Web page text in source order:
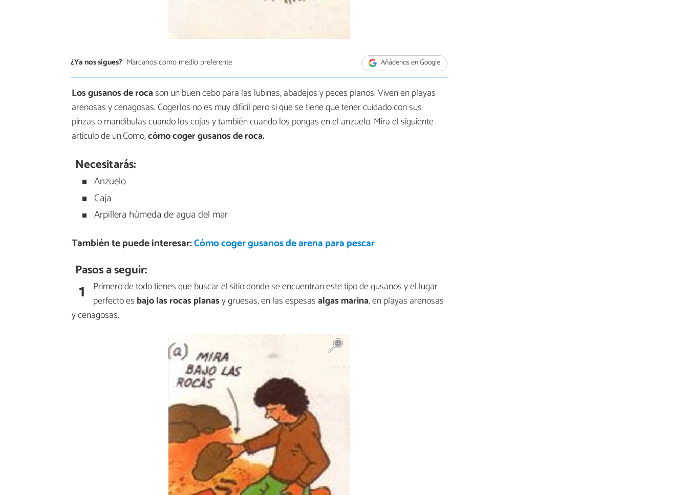
¿Ya nos sigues? Márcanos como medio preferente Añádenos en Google
Los gusanos de rocason un buen cebo para las lubinas, abadejos y peces planos. Viven en playas
arenosas y cenagosas. Cogerlos no es muy difícil pero si que se tiene que tener cuidado con sus
pinzas o mandíbulas cuando los cojas y también cuando los pongas en el anzuelo. Mira el siguiente
artículo de un.Como,cómo coger gusanos de roca.
Necesitarás:
Anzuelo
Caja
Arpillera húmeda de agua del mar
También te puede interesar:Cómo coger gusanos de arena para pescar
Pasos a seguir:
1
Primero de todo tienes que buscar el sitio donde se encuentran este tipo de gusanos y el lugar
perfecto es bajo las rocas planasy gruesas, en las espesasalgas marina, en playas arenosas
y cenagosas.